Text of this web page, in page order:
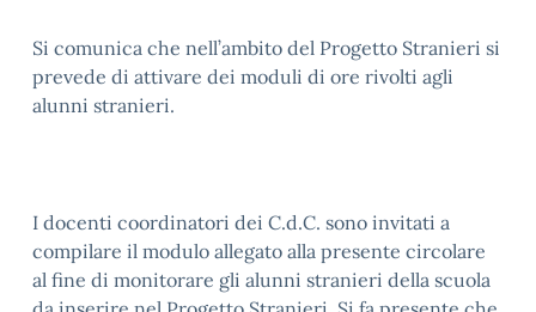
Si comunica che nell’ambito del Progetto Stranieri si
prevede di attivare dei moduli di ore rivolti agli
alunni stranieri.
I docenti coordinatori dei C.d.C. sono invitati a
compilare il modulo allegato alla presente circolare
al fine di monitorare gli alunni stranieri della scuola